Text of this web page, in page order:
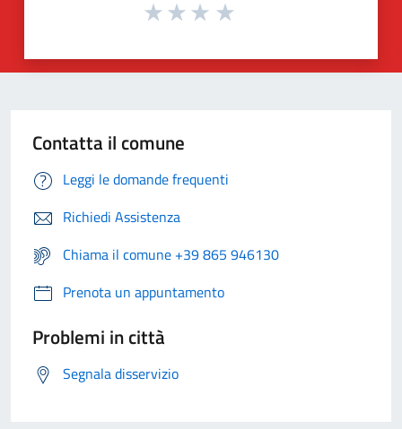
Contatta il comune
Leggi le domande frequenti
Richiedi Assistenza
Chiama il comune +39 865 946130
Prenota un appuntamento
Problemi in città
Segnala disservizio